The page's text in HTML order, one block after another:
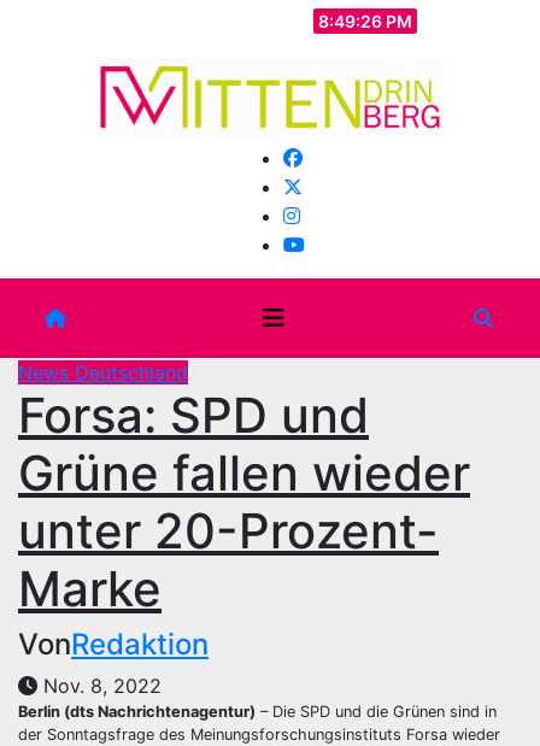
8:49:29 PM
News Deutschland
Forsa: SPD und
Grüne fallen wieder
unter 20-Prozent-
Marke
VonRedaktion
Nov. 8, 2022
Berlin (dts Nachrichtenagentur) – Die SPD und die Grünen sind in
der Sonntagsfrage des Meinungsforschungsinstituts Forsa wieder